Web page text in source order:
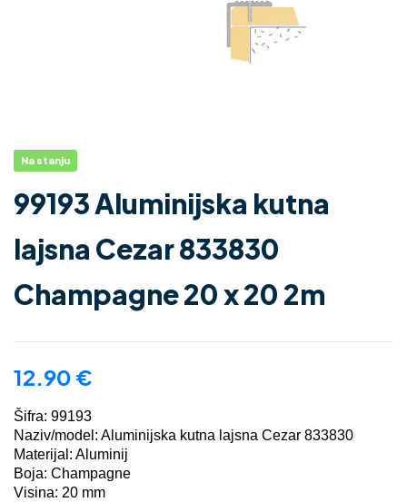
Na stanju
99193 Aluminijska kutna
lajsna Cezar 833830
Champagne 20 x 20 2m
12.90 €
Šifra: 99193
Naziv/model: Aluminijska kutna lajsna Cezar 833830
Materijal: Aluminij
Boja: Champagne
Visina: 20 mm